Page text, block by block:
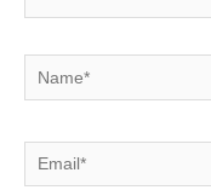
Name*
Email*